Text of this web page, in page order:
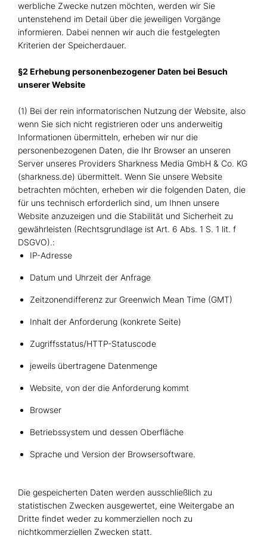
werbliche Zwecke nutzen möchten, werden wir Sie
untenstehend im Detail über die jeweiligen Vorgänge
informieren. Dabei nennen wir auch die festgelegten
Kriterien der Speicherdauer.
§2 Erhebung personenbezogener Daten bei Besuch
unserer Website
(1) Bei der rein informatorischen Nutzung der Website, also
wenn Sie sich nicht registrieren oder uns anderweitig
Informationen übermitteln, erheben wir nur die
personenbezogenen Daten, die Ihr Browser an unseren
Server unseres Providers Sharkness Media GmbH & Co. KG
(sharkness.de) übermittelt. Wenn Sie unsere Website
betrachten möchten, erheben wir die folgenden Daten, die
für uns technisch erforderlich sind, um Ihnen unsere
Website anzuzeigen und die Stabilität und Sicherheit zu
gewährleisten (Rechtsgrundlage ist Art. 6 Abs. 1 S. 1 lit. f
DSGVO).:
IP-Adresse
Datum und Uhrzeit der Anfrage
Zeitzonendifferenz zur Greenwich Mean Time (GMT)
Inhalt der Anforderung (konkrete Seite)
Zugriffsstatus/HTTP-Statuscode
jeweils übertragene Datenmenge
Website, von der die Anforderung kommt
Browser
Betriebssystem und dessen Oberfläche
Sprache und Version der Browsersoftware.
Die gespeicherten Daten werden ausschließlich zu
statistischen Zwecken ausgewertet, eine Weitergabe an
Dritte findet weder zu kommerziellen noch zu
nichtkommerziellen Zwecken statt.